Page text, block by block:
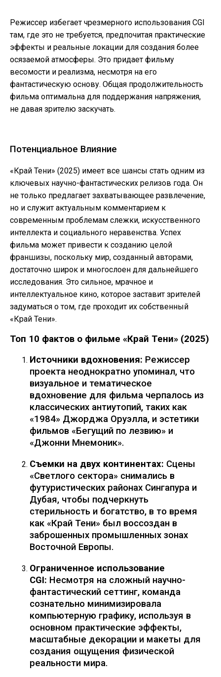
Режиссер избегает чрезмерного использования CGI
там, где это не требуется, предпочитая практические
эффекты и реальные локации для создания более
осязаемой атмосферы. Это придает фильму
весомости и реализма, несмотря на его
фантастическую основу. Общая продолжительность
фильма оптимальна для поддержания напряжения,
не давая зрителю заскучать.
Потенциальное Влияние
«Край Тени» (2025) имеет все шансы стать одним из
ключевых научно-фантастических релизов года. Он
не только предлагает захватывающее развлечение,
но и служит актуальным комментарием к
современным проблемам слежки, искусственного
интеллекта и социального неравенства. Успех
фильма может привести к созданию целой
франшизы, поскольку мир, созданный авторами,
достаточно широк и многослоен для дальнейшего
исследования. Это сильное, мрачное и
интеллектуальное кино, которое заставит зрителей
задуматься о том, где проходит их собственный
«Край Тени».
Топ 10 фактов о фильме «Край Тени» (2025)
Источники вдохновения: Режиссер
проекта неоднократно упоминал, что
визуальное и тематическое
вдохновение для фильма черпалось из
классических антиутопий, таких как
«1984» Джорджа Оруэлла, и эстетики
фильмов «Бегущий по лезвию» и
«Джонни Мнемоник».
Съемки на двух континентах: Сцены
«Светлого сектора» снимались в
футуристических районах Сингапура и
Дубая, чтобы подчеркнуть
стерильность и богатство, в то время
как «Край Тени» был воссоздан в
заброшенных промышленных зонах
Восточной Европы.
Ограниченное использование
CGI: Несмотря на сложный научно-
фантастический сеттинг, команда
сознательно минимизировала
компьютерную графику, используя в
основном практические эффекты,
масштабные декорации и макеты для
создания ощущения физической
реальности мира.